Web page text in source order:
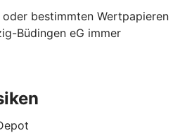
bestimmten Wertpapieren
Büdingen eG immer